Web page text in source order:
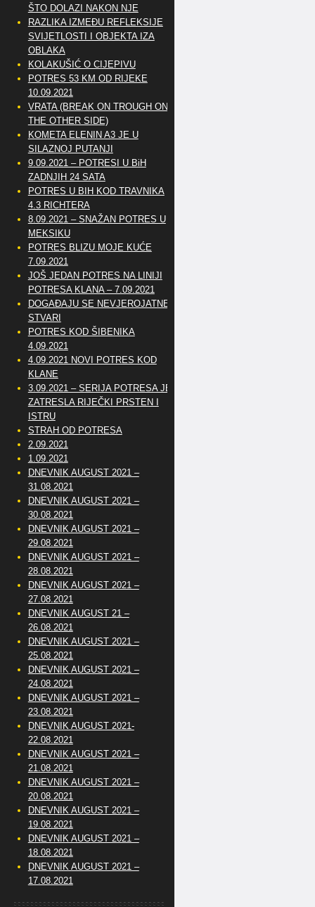
ŠTO DOLAZI NAKON NJE
RAZLIKA IZMEĐU REFLEKSIJE
SVIJETLOSTI I OBJEKTA IZA
OBLAKA
KOLAKUŠIĆ O CIJEPIVU
POTRES 53 KM OD RIJEKE
10.09.2021
VRATA (BREAK ON TROUGH ON
THE OTHER SIDE)
KOMETA ELENIN A3 JE U
SILAZNOJ PUTANJI
9.09.2021 – POTRESI U BiH
ZADNJIH 24 SATA
POTRES U BIH KOD TRAVNIKA
4.3 RICHTERA
8.09.2021 – SNAŽAN POTRES U
MEKSIKU
POTRES BLIZU MOJE KUĆE
7.09.2021
JOŠ JEDAN POTRES NA LINIJI
POTRESA KLANA – 7.09.2021
DOGAĐAJU SE NEVJEROJATNE
STVARI
POTRES KOD ŠIBENIKA
4.09.2021
4.09.2021 NOVI POTRES KOD
KLANE
3.09.2021 – SERIJA POTRESA JE
ZATRESLA RIJEČKI PRSTEN I
ISTRU
STRAH OD POTRESA
2.09.2021
1.09.2021
DNEVNIK AUGUST 2021 –
31.08.2021
DNEVNIK AUGUST 2021 –
30.08.2021
DNEVNIK AUGUST 2021 –
29.08.2021
DNEVNIK AUGUST 2021 –
28.08.2021
DNEVNIK AUGUST 2021 –
27.08.2021
DNEVNIK AUGUST 21 –
26.08.2021
DNEVNIK AUGUST 2021 –
25.08.2021
DNEVNIK AUGUST 2021 –
24.08.2021
DNEVNIK AUGUST 2021 –
23.08.2021
DNEVNIK AUGUST 2021-
22.08.2021
DNEVNIK AUGUST 2021 –
21.08.2021
DNEVNIK AUGUST 2021 –
20.08.2021
DNEVNIK AUGUST 2021 –
19.08.2021
DNEVNIK AUGUST 2021 –
18.08.2021
DNEVNIK AUGUST 2021 –
17.08.2021